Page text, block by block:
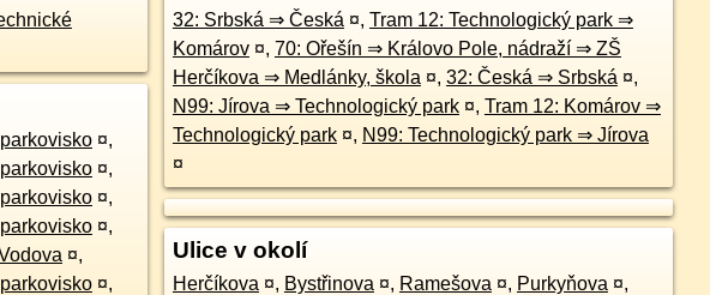
parkovisko ¤,
parkovisko ¤,
parkovisko ¤,
parkovisko ¤,
¤,
parkovisko ¤,
32: Srbská ⇒ Česká ¤, Tram 12: Technologický park ⇒
Komárov ¤, 70: Ořešín ⇒ Královo Pole, nádraží ⇒ ZŠ
Herčíkova ⇒ Medlánky, škola ¤, 32: Česká ⇒ Srbská ¤,
N99: Jírova ⇒ Technologický park ¤, Tram 12: Komárov ⇒
Technologický park ¤, N99: Technologický park ⇒ Jírova
¤
Ulice v okolí
Herčíkova ¤, Bystřinova ¤, Ramešova ¤, Purkyňova ¤,